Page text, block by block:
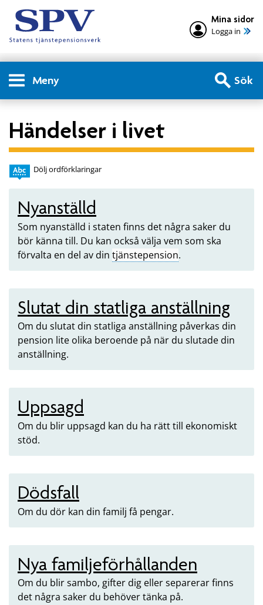
Mina sidor
Logga in
Meny Sök
Händelser i livet
Dölj ordförklaringar
Nyanställd
Som nyanställd i staten finns det några saker du
bör känna till. Du kan också välja vem som ska
förvalta en del av din tjänstepension.
Slutat din statliga anställning
Om du slutat din statliga anställning påverkas din
pension lite olika beroende på när du slutade din
anställning.
Uppsagd
Om du blir uppsagd kan du ha rätt till ekonomiskt
stöd.
Dödsfall
Om du dör kan din familj få pengar.
Nya familjeförhållanden
Om du blir sambo, gifter dig eller separerar finns
det några saker du behöver tänka på.